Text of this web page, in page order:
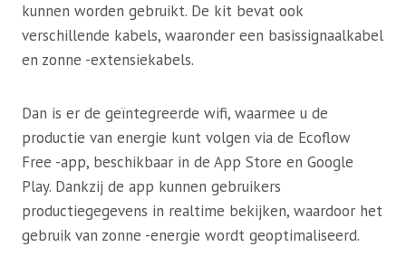
kunnen worden gebruikt. De kit bevat ook
verschillende kabels, waaronder een basissignaalkabel
en zonne -extensiekabels.
Dan is er de geïntegreerde wifi, waarmee u de
productie van energie kunt volgen via de Ecoflow
Free -app, beschikbaar in de App Store en Google
Play. Dankzij de app kunnen gebruikers
productiegegevens in realtime bekijken, waardoor het
gebruik van zonne -energie wordt geoptimaliseerd.